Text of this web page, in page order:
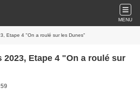
MENU
Etape 4 "On a roulé sur les Dunes"
2023, Etape 4 "On a roulé sur